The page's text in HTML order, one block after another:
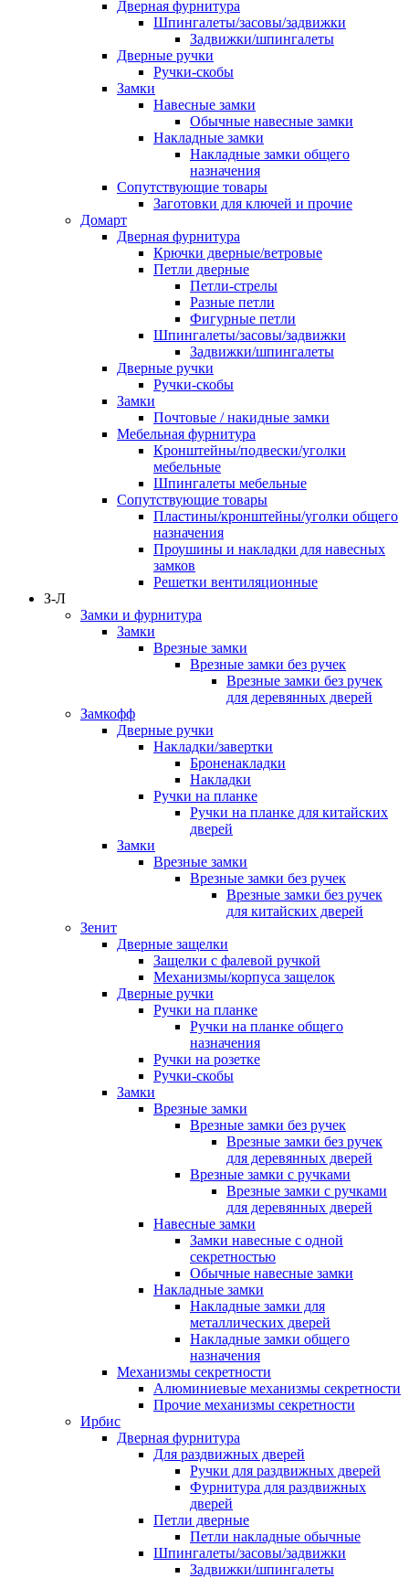
Дверная фурнитура
Шпингалеты/засовы/задвижки
Задвижки/шпингалеты
Дверные ручки
Ручки-скобы
Замки
Навесные замки
Обычные навесные замки
Накладные замки
Накладные замки общего
назначения
Сопутствующие товары
Заготовки для ключей и прочие
Домарт
Дверная фурнитура
Крючки дверные/ветровые
Петли дверные
Петли-стрелы
Разные петли
Фигурные петли
Шпингалеты/засовы/задвижки
Задвижки/шпингалеты
Дверные ручки
Ручки-скобы
Замки
Почтовые / накидные замки
Мебельная фурнитура
Кронштейны/подвески/уголки
мебельные
Шпингалеты мебельные
Сопутствующие товары
Пластины/кронштейны/уголки общего
назначения
Проушины и накладки для навесных
замков
Решетки вентиляционные
З-Л
Замки и фурнитура
Замки
Врезные замки
Врезные замки без ручек
Врезные замки без ручек
для деревянных дверей
Замкофф
Дверные ручки
Накладки/завертки
Броненакладки
Накладки
Ручки на планке
Ручки на планке для китайских
дверей
Замки
Врезные замки
Врезные замки без ручек
Врезные замки без ручек
для китайских дверей
Зенит
Дверные защелки
Защелки с фалевой ручкой
Механизмы/корпуса защелок
Дверные ручки
Ручки на планке
Ручки на планке общего
назначения
Ручки на розетке
Ручки-скобы
Замки
Врезные замки
Врезные замки без ручек
Врезные замки без ручек
для деревянных дверей
Врезные замки с ручками
Врезные замки с ручками
для деревянных дверей
Навесные замки
Замки навесные с одной
секретностью
Обычные навесные замки
Накладные замки
Накладные замки для
металлических дверей
Накладные замки общего
назначения
Механизмы секретности
Алюминиевые механизмы секретности
Прочие механизмы секретности
Ирбис
Дверная фурнитура
Для раздвижных дверей
Ручки для раздвижных дверей
Фурнитура для раздвижных
дверей
Петли дверные
Петли накладные обычные
Шпингалеты/засовы/задвижки
Задвижки/шпингалеты